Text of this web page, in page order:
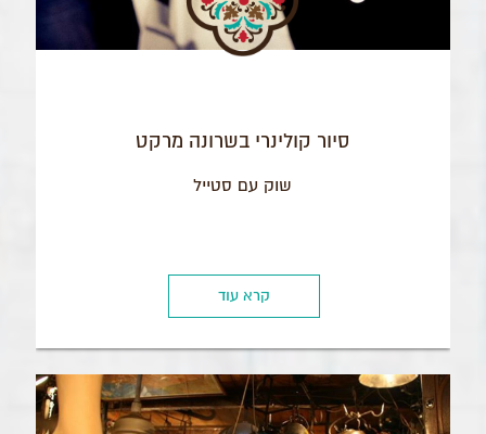
סיור קולינרי בשרונה מרקט
שוק עם סטייל
קרא עוד